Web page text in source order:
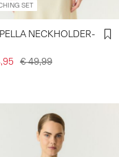
SET
NECKHOLDER-
€ 49,99